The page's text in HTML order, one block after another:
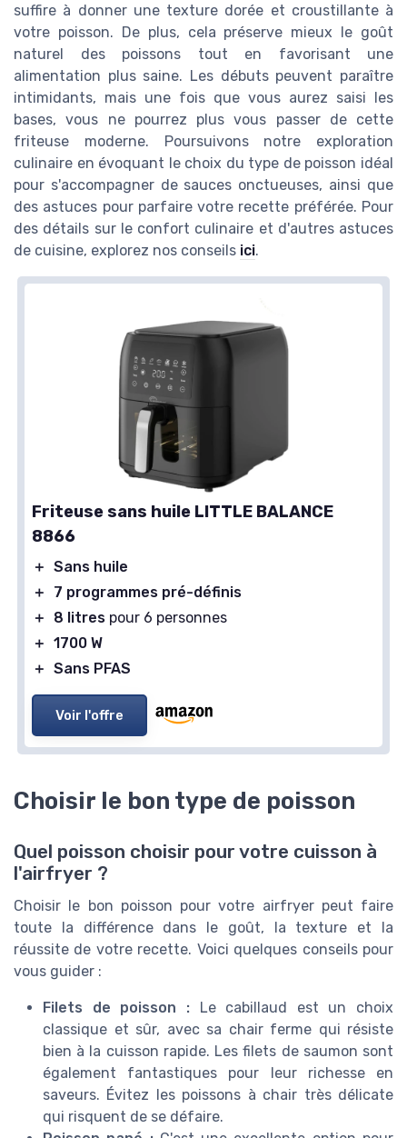
suffire à donner une texture dorée et croustillante à
votre poisson. De plus, cela préserve mieux le goût
naturel des poissons tout en favorisant une
alimentation plus saine. Les débuts peuvent paraître
intimidants, mais une fois que vous aurez saisi les
bases, vous ne pourrez plus vous passer de cette
friteuse moderne. Poursuivons notre exploration
culinaire en évoquant le choix du type de poisson idéal
pour s'accompagner de sauces onctueuses, ainsi que
des astuces pour parfaire votre recette préférée. Pour
des détails sur le confort culinaire et d'autres astuces
de cuisine, explorez nos conseils ici.
Friteuse sans huile LITTLE BALANCE
8866
＋ Sans huile
＋
7 programmes pré-définis
＋
8 litres pour 6 personnes
＋ 1700 W
＋ Sans PFAS
Voir l'offre
Choisir le bon type de poisson
Quel poisson choisir pour votre cuisson à
l'airfryer ?
Choisir le bon poisson pour votre airfryer peut faire
toute la différence dans le goût, la texture et la
réussite de votre recette. Voici quelques conseils pour
vous guider :
Filets de poisson :Le cabillaud est un choix
classique et sûr, avec sa chair ferme qui résiste
bien à la cuisson rapide. Les filets de saumon sont
également fantastiques pour leur richesse en
saveurs. Évitez les poissons à chair très délicate
qui risquent de se défaire.